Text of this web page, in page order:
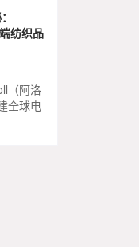
纺织品
（阿洛
全球电